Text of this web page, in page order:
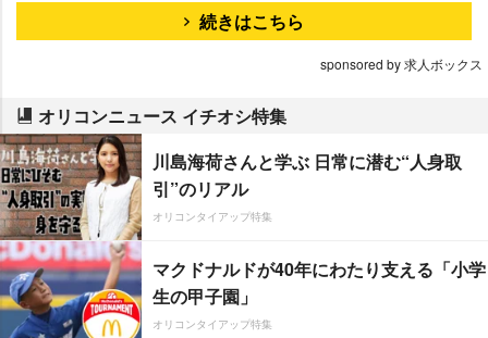
続きはこちら
sponsored by 求人ボックス
オリコンニュース イチオシ特集
川島海荷さんと学ぶ 日常に潜む“人身取
引”のリアル
オリコンタイアップ特集
マクドナルドが40年にわたり支える「小学
生の甲子園」
オリコンタイアップ特集